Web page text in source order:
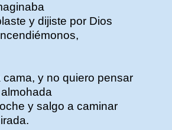
y dijiste por Dios
y no quiero pensar
y salgo a caminar